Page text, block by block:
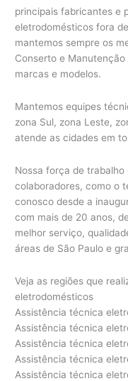
principais fabricantes e
eletrodomésticos fora
mantemos sempre os
Conserto e
marcas e modelos.
Mantemos equipes
zona Sul, zona Leste,
atende as cidades em
Nossa força de
colaboradores, como o
conosco desde a
com mais de 20 anos,
melhor serviço,
áreas de São Paulo e
Veja as regiões que
eletrodomésticos
Assistência técnica
Assistência técnica
Assistência técnica
Assistência técnica
Assistência técnica